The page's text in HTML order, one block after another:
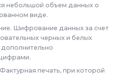
небольшой объем данных о
виде.
Шифрование данных за счет
черных и белых
печать, при которой